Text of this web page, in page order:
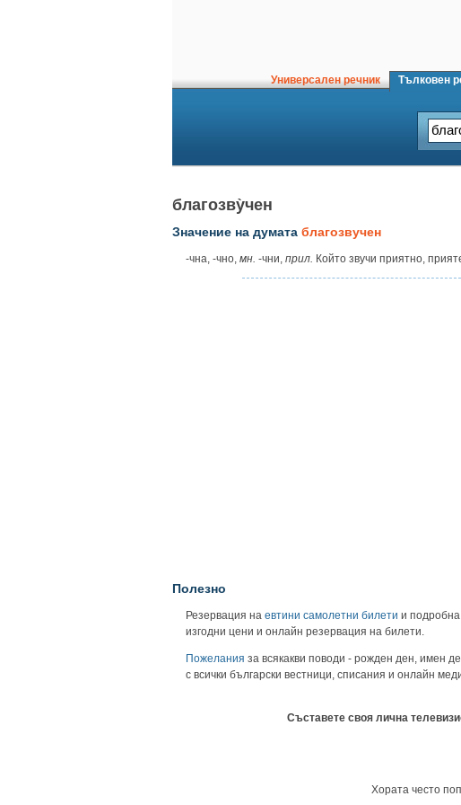
Универсален речник Тълковен
благозву̀чен
Значение на думата благозвучен
-чна, -чно, мн. -чни, прил. Който звучи приятно,
Полезно
Резервация на евтини самолетни билети и
изгодни цени и онлайн резервация на билети.
Пожелания за всякакви поводи - рожден ден, имен
с всички български вестници, списания и онлайн
Съставете своя лична
Хората често